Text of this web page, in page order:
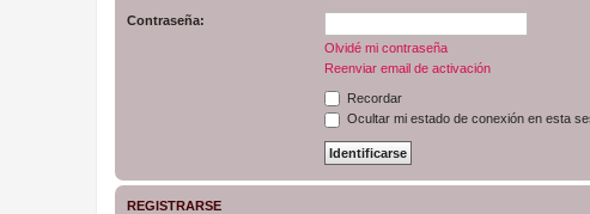
Contraseña:
Olvidé mi contraseña
Reenviar email de activación
Recordar
Ocultar mi estado de conexión en esta
REGISTRARSE